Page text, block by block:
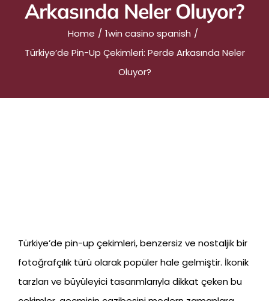
Arkasında Neler Oluyor?
Home
1win casino spanish
Türkiye’de Pin-Up Çekimleri: Perde Arkasında Neler
Oluyor?
Türkiye’de pin-up çekimleri, benzersiz ve nostaljik bir
fotoğrafçılık türü olarak popüler hale gelmiştir. İkonik
tarzları ve büyüleyici tasarımlarıyla dikkat çeken bu